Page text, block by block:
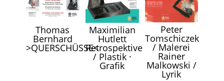
Thomas
Bernhard
>QUERSCHÜSSE<
Maximilian
Hutlett
Retrospektive
/ Plastik ·
Grafik
Peter
Tomschiczek
/ Malerei
Rainer
Malkowski /
Lyrik